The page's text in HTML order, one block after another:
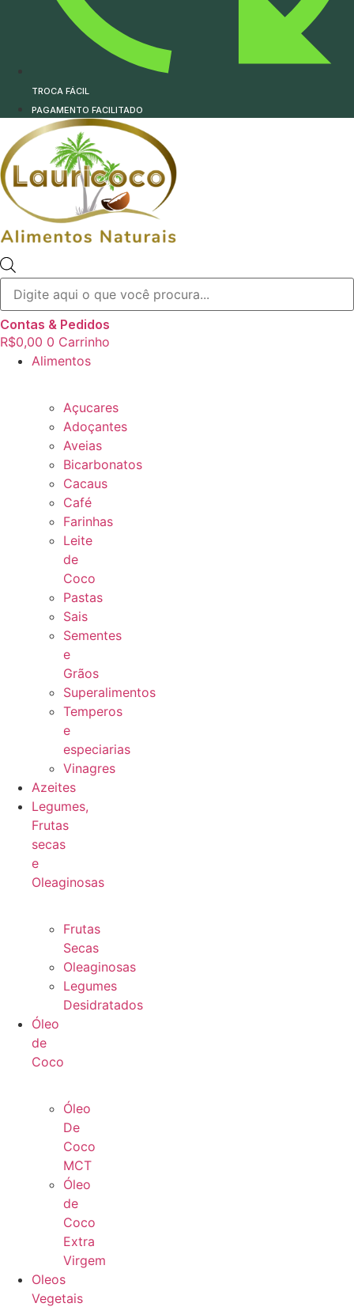
TROCA FÁCIL
PAGAMENTO FACILITADO
produtos
Contas & Pedidos
R$0,00 0 Carrinho
Alimentos
Açucares
Adoçantes
Aveias
Bicarbonatos
Cacaus
Café
Farinhas
Leite
de
Coco
Pastas
Sais
Sementes
e
Grãos
Superalimentos
Temperos
e
especiarias
Vinagres
Azeites
Legumes,
Frutas
secas
e
Oleaginosas
Frutas
Secas
Oleaginosas
Legumes
Desidratados
Óleo
de
Coco
Óleo
De
Coco
MCT
Óleo
de
Coco
Extra
Virgem
Oleos
Vegetais